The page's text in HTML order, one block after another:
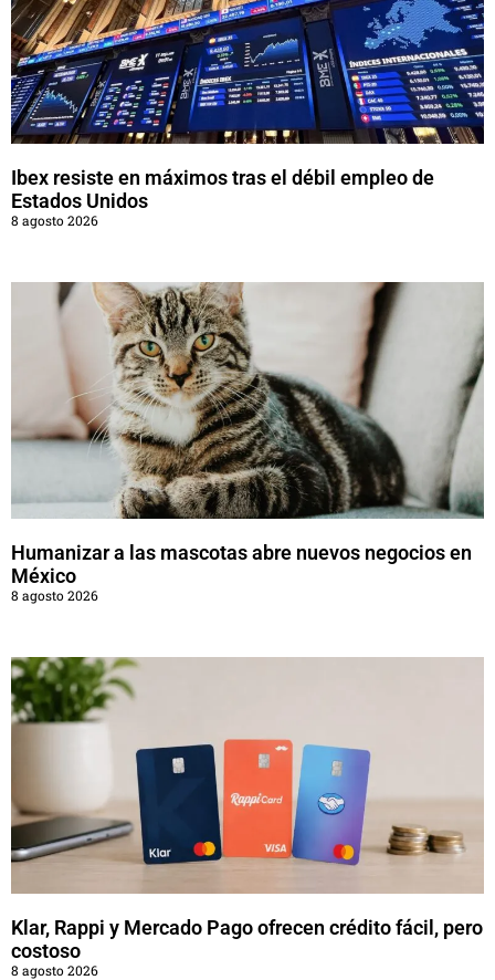
Ibex resiste en máximos tras el débil empleo de
Estados Unidos
8 agosto 2026
Humanizar a las mascotas abre nuevos negocios en
México
8 agosto 2026
Klar, Rappi y Mercado Pago ofrecen crédito fácil, pero
costoso
8 agosto 2026